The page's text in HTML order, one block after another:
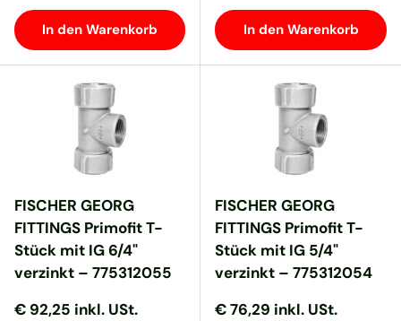
In den Warenkorb In den Warenkorb
FISCHER GEORG
FITTINGS Primofit T-
Stück mit IG 6/4"
verzinkt – 775312055
Normaler Preis
Normaler Preis
€ 92,25 inkl. USt.
FISCHER GEORG
FITTINGS Primofit T-
Stück mit IG 5/4"
verzinkt – 775312054
Normaler Preis
Normaler Preis
€ 76,29 inkl. USt.